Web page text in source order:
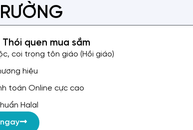
Thói quen mua sắm
coi trọng tôn giáo (Hồi giáo)
hiệu
toán Online cực cao
Halal